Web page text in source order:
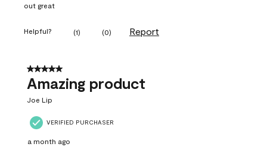
out great
Helpful? (1) (0) Report
5 out of 5 stars.
Amazing product
Joe Lip
VERIFIED PURCHASER
a month ago